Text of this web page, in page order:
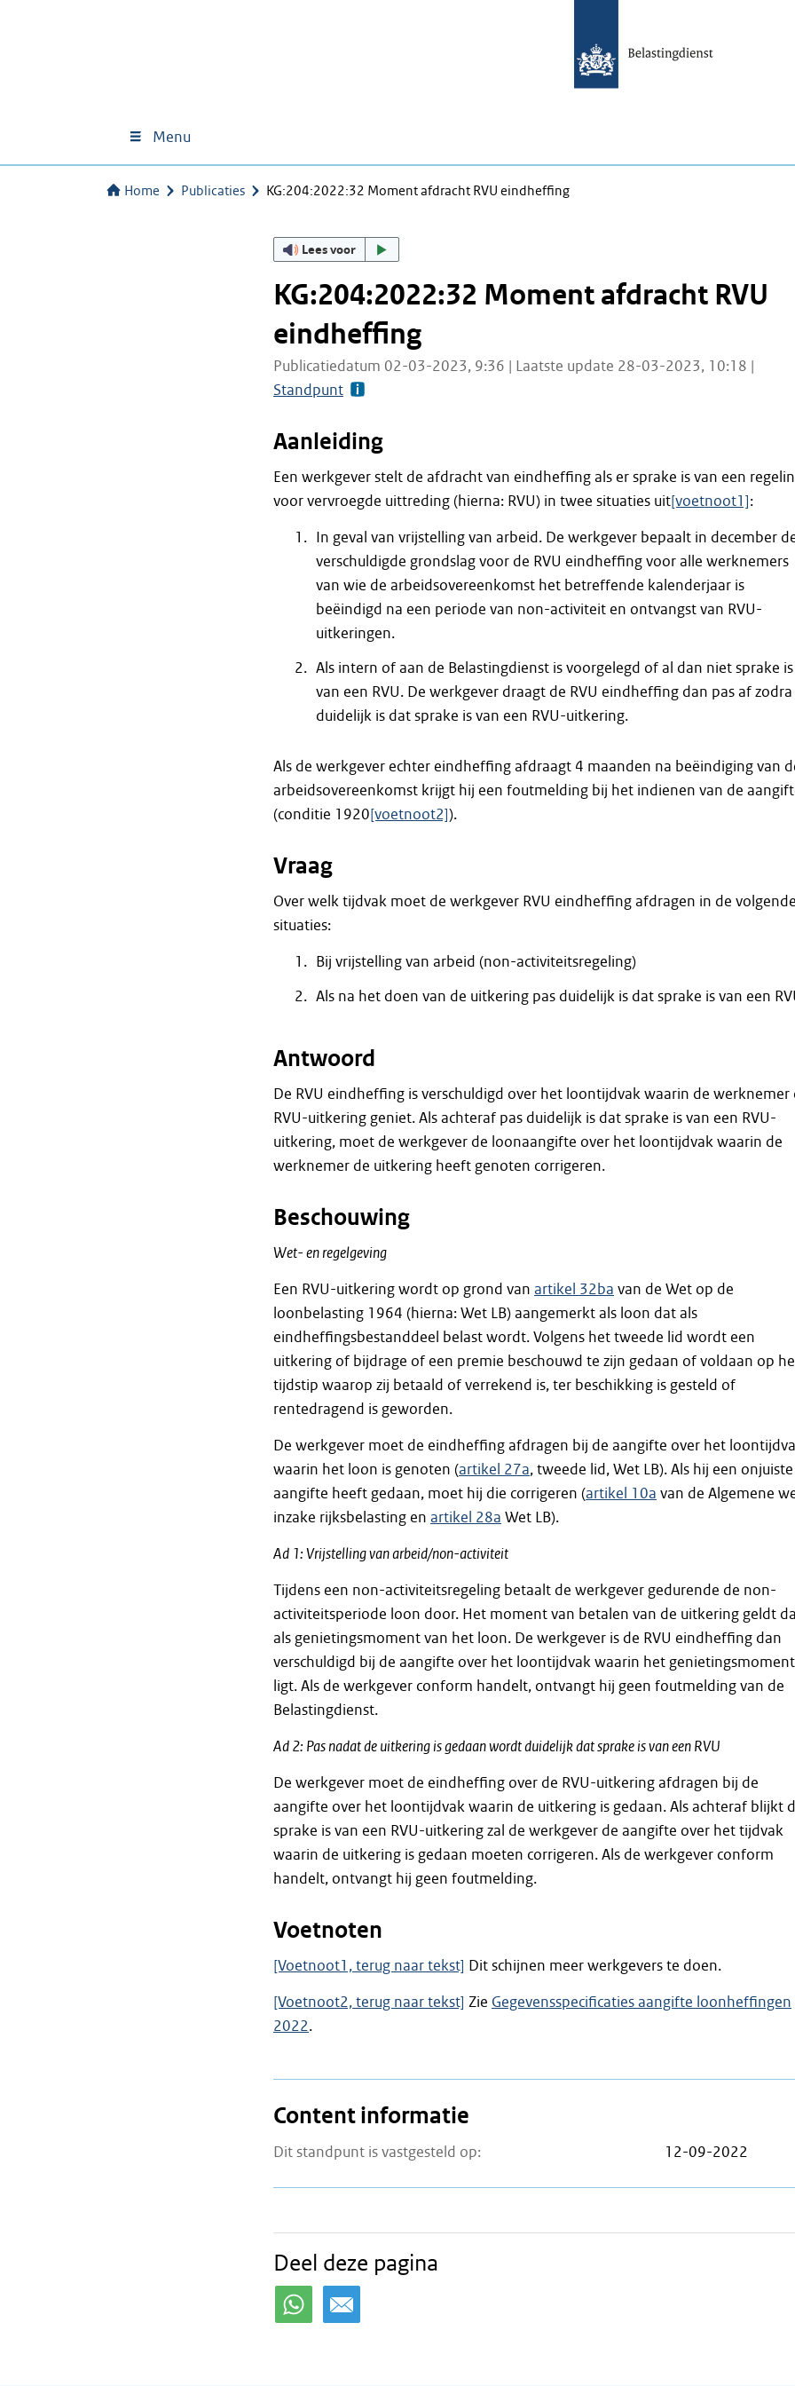
Menu
Home Publicaties KG:204:2022:32 Moment afdracht RVU eindheffing
Lees voor
KG:204:2022:32 Moment afdracht RVU
eindheffing
Publicatiedatum 02-03-2023, 9:36 | Laatste update 28-03-2023, 10:18 |
Standpunt
Aanleiding
Een werkgever stelt de afdracht van eindheffing als er sprake is van een
voor vervroegde uittreding (hierna: RVU) in twee situaties uit[voetnoot1]:
In geval van vrijstelling van arbeid. De werkgever bepaalt in december
verschuldigde grondslag voor de RVU eindheffing voor alle werknemers
van wie de arbeidsovereenkomst het betreffende kalenderjaar is
beëindigd na een periode van non-activiteit en ontvangst van RVU-
uitkeringen.
Als intern of aan de Belastingdienst is voorgelegd of al dan niet sprake is
van een RVU. De werkgever draagt de RVU eindheffing dan pas af zodra
duidelijk is dat sprake is van een RVU-uitkering.
Als de werkgever echter eindheffing afdraagt 4 maanden na beëindiging van
arbeidsovereenkomst krijgt hij een foutmelding bij het indienen van de
(conditie 1920[voetnoot2]).
Vraag
Over welk tijdvak moet de werkgever RVU eindheffing afdragen in de volgende
situaties:
Bij vrijstelling van arbeid (non-activiteitsregeling)
Als na het doen van de uitkering pas duidelijk is dat sprake is van een
Antwoord
De RVU eindheffing is verschuldigd over het loontijdvak waarin de werknemer
RVU-uitkering geniet. Als achteraf pas duidelijk is dat sprake is van een RVU-
uitkering, moet de werkgever de loonaangifte over het loontijdvak waarin de
werknemer de uitkering heeft genoten corrigeren.
Beschouwing
Wet- en regelgeving
Een RVU-uitkering wordt op grond van artikel 32ba van de Wet op de
loonbelasting 1964 (hierna: Wet LB) aangemerkt als loon dat als
eindheffingsbestanddeel belast wordt. Volgens het tweede lid wordt een
uitkering of bijdrage of een premie beschouwd te zijn gedaan of voldaan op
tijdstip waarop zij betaald of verrekend is, ter beschikking is gesteld of
rentedragend is geworden.
De werkgever moet de eindheffing afdragen bij de aangifte over het
waarin het loon is genoten (artikel 27a, tweede lid, Wet LB). Als hij een onjuiste
aangifte heeft gedaan, moet hij die corrigeren (artikel 10a van de Algemene
inzake rijksbelasting en artikel 28a Wet LB).
Ad 1: Vrijstelling van arbeid/non-activiteit
Tijdens een non-activiteitsregeling betaalt de werkgever gedurende de non-
activiteitsperiode loon door. Het moment van betalen van de uitkering geldt
als genietingsmoment van het loon. De werkgever is de RVU eindheffing dan
verschuldigd bij de aangifte over het loontijdvak waarin het genietingsmoment
ligt. Als de werkgever conform handelt, ontvangt hij geen foutmelding van de
Belastingdienst.
Ad 2: Pas nadat de uitkering is gedaan wordt duidelijk dat sprake is van een RVU
De werkgever moet de eindheffing over de RVU-uitkering afdragen bij de
aangifte over het loontijdvak waarin de uitkering is gedaan. Als achteraf blijkt
sprake is van een RVU-uitkering zal de werkgever de aangifte over het tijdvak
waarin de uitkering is gedaan moeten corrigeren. Als de werkgever conform
handelt, ontvangt hij geen foutmelding.
Voetnoten
[Voetnoot1, terug naar tekst] Dit schijnen meer werkgevers te doen.
[Voetnoot2, terug naar tekst] Zie Gegevensspecificaties aangifte loonheffingen
2022.
Content informatie
Dit standpunt is vastgesteld op: 12-09-2022
Deel deze pagina